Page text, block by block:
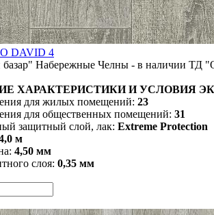
DAVID 4
Набережные Челны - в наличии ТД
ХАРАКТЕРИСТИКИ И УСЛОВИЯ
для жилых помещений: 23
для общественных помещений: 31
защитный слой, лак: Extreme Protection
м
4,50 мм
слоя: 0,35 мм